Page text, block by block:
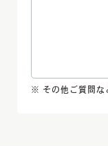
その他ご質問な